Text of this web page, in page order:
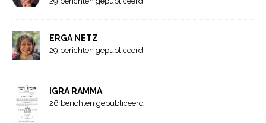
ERGA NETZ
29 berichten gepubliceerd
IGRA RAMMA
26 berichten gepubliceerd